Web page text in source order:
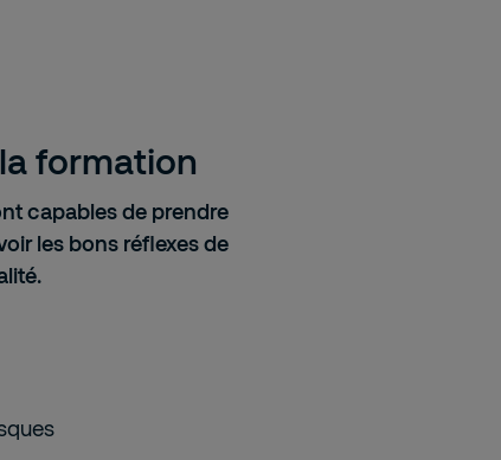
formation
capables de prendre
les bons réflexes de